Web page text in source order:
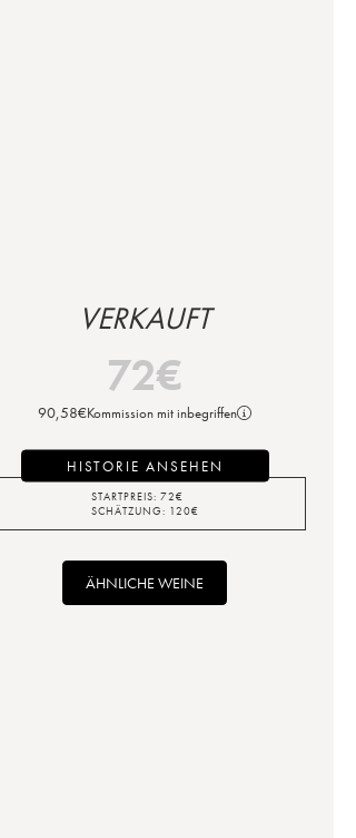
VERKAUFT
72€
90,58€Kommission mit inbegriffen
HISTORIE ANSEHEN
STARTPREIS: 72€
SCHÄTZUNG: 120€
ÄHNLICHE WEINE